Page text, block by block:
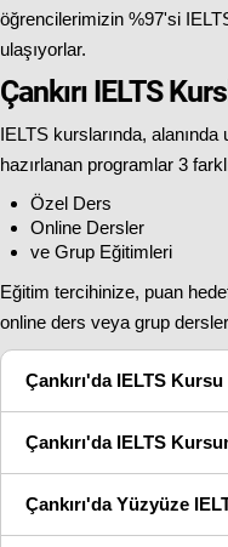
öğrencilerimizin %97'si
ulaşıyorlar.
Çankırı IELTS
IELTS kurslarında,
hazırlanan programlar 3
Özel Ders
Online Dersler
ve Grup Eğitimleri
Eğitim tercihinize, puan
online ders veya grup
Çankırı'da IELTS
Çankırı'da IELTS
Çankırı'da Yüzyüze